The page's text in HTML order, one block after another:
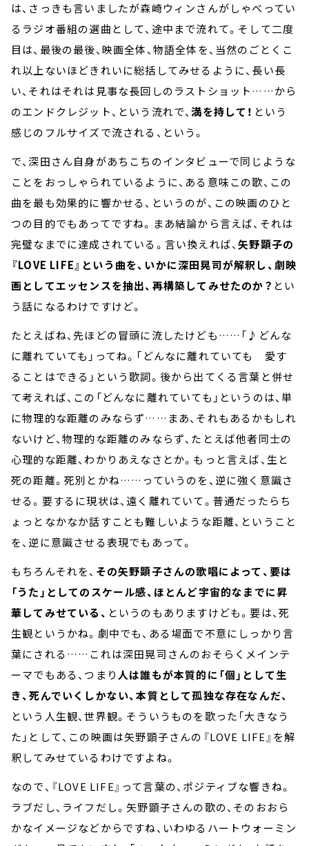
は、さっきも言いましたが森崎ウィンさんがしゃべってい
るラジオ番組の選曲として、途中まで流れて。そして二度
目は、最後の最後、映画全体、物語全体を、当然のごとくこ
れ以上ないほどきれいに総括してみせるように、長い長
い、それはそれは見事な長回しのラストショット……から
のエンドクレジット、という流れで、満を持して！ という
感じのフルサイズで流される、という。
で、深田さん自身があちこちのインタビューで同じような
ことをおっしゃられているように、ある意味この歌、この
曲を最も効果的に響かせる、というのが、この映画のひと
つの目的でもあってですね。まあ結論から言えば、それは
完璧なまでに達成されている。言い換えれば、矢野顕子の
『LOVE LIFE』という曲を、いかに深田晃司が解釈し、劇映
画としてエッセンスを抽出、再構築してみせたのか？ とい
う話になるわけですけど。
たとえばね、先ほどの冒頭に流したけども……「♪どんな
に離れていても」ってね。「どんなに離れていても 愛す
ることはできる」という歌詞。後から出てくる言葉と併せ
て考えれば、この「どんなに離れていても」というのは、単
に物理的な距離のみならず……まあ、それもあるかもしれ
ないけど、物理的な距離のみならず、たとえば他者同士の
心理的な距離、わかりあえなさとか。もっと言えば、生と
死の距離。死別とかね……っていうのを、逆に強く意識さ
せる。要するに現状は、遠く離れていて。普通だったらち
ょっとなかなか話すことも難しいような距離、ということ
を、逆に意識させる表現でもあって。
もちろんそれを、 その矢野顕子さんの歌唱によって、要は
「うた」としてのスケール感、ほとんど宇宙的なまでに昇
華してみせている、 というのもありますけども。要は、死
生観というかね。劇中でも、ある場面で不意にしっかり言
葉にされる……これは深田晃司さんのおそらくメインテ
ーマでもある、つまり人は誰もが本質的に「個」として生
き、死んでいくしかない、本質として孤独な存在なんだ、
という人生観、世界観。そういうものを歌った「大きなう
た」として、この映画は矢野顕子さんの『LOVE LIFE』を解
釈してみせているわけですよね。
なので、『LOVE LIFE』って言葉の、ポジティブな響きね。
ラブだし、ライフだし。矢野顕子さんの歌の、そのおおら
かなイメージなどからですね、いわゆるハートウォーミン